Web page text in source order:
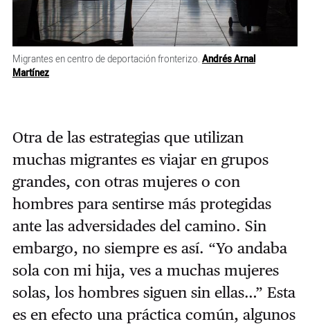
Migrantes en centro de deportación fronterizo. Andrés Arnal
Martínez
Otra de las estrategias que utilizan
muchas migrantes es viajar en grupos
grandes, con otras mujeres o con
hombres para sentirse más protegidas
ante las adversidades del camino. Sin
embargo, no siempre es así. “Yo andaba
sola con mi hija, ves a muchas mujeres
solas, los hombres siguen sin ellas…” Esta
es en efecto una práctica común, algunos